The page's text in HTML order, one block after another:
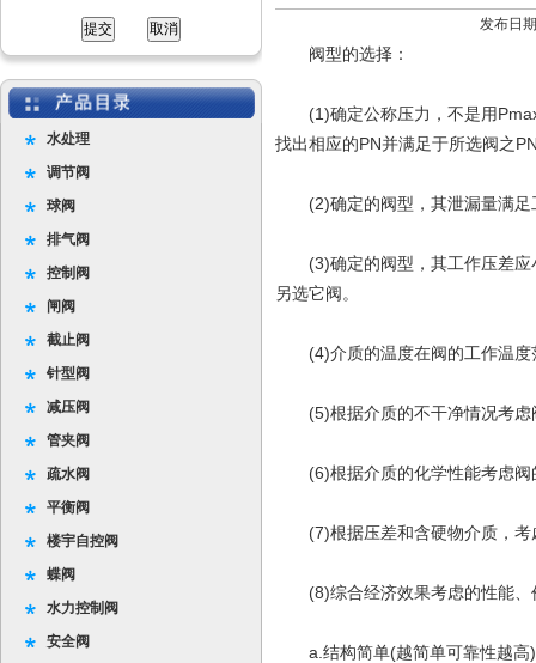
水处理
调节阀
球阀
排气阀
控制阀
闸阀
截止阀
针型阀
减压阀
管夹阀
疏水阀
平衡阀
楼宇自控阀
蝶阀
水力控制阀
安全阀
发布日
阀型的选择：
(1)确定公称压力，不是用Pmax
找出相应的PN并满足于所选阀之
(2)确定的阀型，其泄漏量满足
(3)确定的阀型，其工作压差应
另选它阀。
(4)介质的温度在阀的工作温度
(5)根据介质的不干净情况考虑
(6)根据介质的化学性能考虑阀
(7)根据压差和含硬物介质，考
(8)综合经济效果考虑的性能、
a.结构简单(越简单可靠性越高)